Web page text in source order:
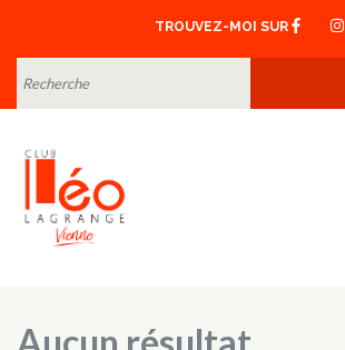
contenu
(Pressez
Entrée)
TROUVEZ-MOI SUR